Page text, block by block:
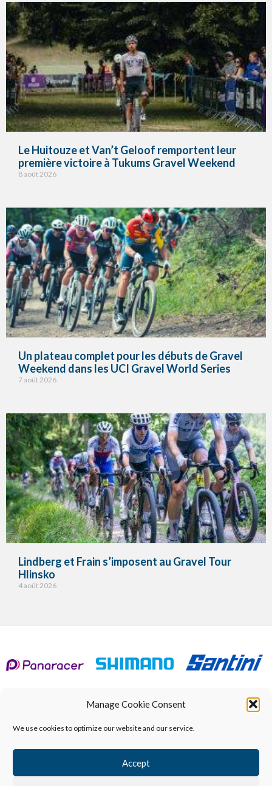
Manage Cookie Consent
We use cookies to optimize our website and our service.
Accept
Le Huitouze et Van’t Geloof remportent leur
première victoire à Tukums Gravel Weekend
8 août 2026
Un plateau complet pour les débuts de Gravel
Weekend dans les UCI Gravel World Series
7 août 2026
Lindberg et Frain s’imposent au Gravel Tour
Hlinsko
4 août 2026
Calendrier À propos de UCI World Championships